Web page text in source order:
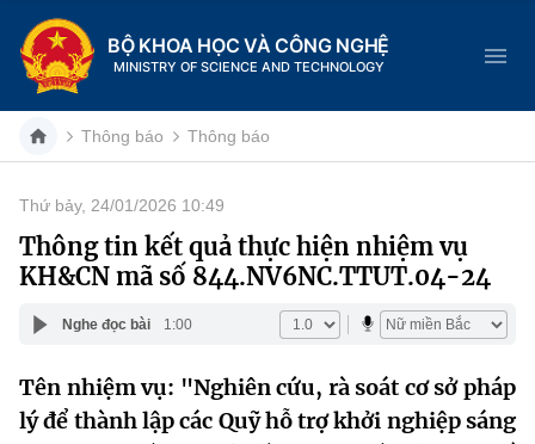
BỘ KHOA HỌC VÀ CÔNG NGHỆ
MINISTRY OF SCIENCE AND TECHNOLOGY
Danh mục
Trang chủ
Giới thiệu
Chức năng nhiệm vụ
Tin tức sự kiện
Thông báo Thông báo
Thứ bảy, 24/01/2026 10:49
Thông tin kết quả thực hiện nhiệm vụ
KH&CN mã số 844.NV6NC.TTUT.04-24
Nghe đọc bài 1:00
Tên nhiệm vụ: "Nghiên cứu, rà soát cơ sở pháp
lý để thành lập các Quỹ hỗ trợ khởi nghiệp sáng